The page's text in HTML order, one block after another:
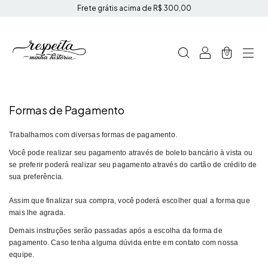
Frete grátis acima de R$ 300,00
0
Formas de Pagamento
Trabalhamos com diversas formas de pagamento.
Você pode realizar seu pagamento através de boleto bancário à vista ou
se preferir poderá realizar seu pagamento através do cartão de crédito de
sua preferência.
Assim que finalizar sua compra, você poderá escolher qual a forma que
mais lhe agrada.
Demais instruções serão passadas após a escolha da forma de
pagamento. Caso tenha alguma dúvida entre em contato com nossa
equipe.